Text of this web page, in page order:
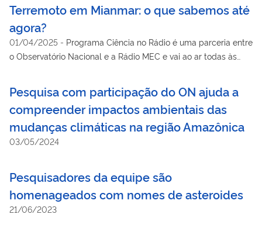
Terremoto em Mianmar: o que sabemos até
agora?
01/04/2025 - Programa Ciência no Rádio é uma parceria entre
o Observatório Nacional e a Rádio MEC e vai ao ar todas às
Pesquisa com participação do ON ajuda a
compreender impactos ambientais das
mudanças climáticas na região Amazônica
03/05/2024
Pesquisadores da equipe são
homenageados com nomes de asteroides
21/06/2023